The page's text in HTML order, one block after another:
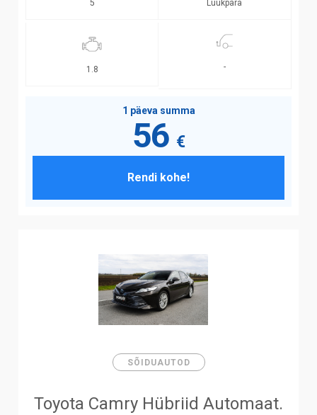
5 Luukpära
1.8 -
1 päeva summa
56 €
Rendi kohe!
SÕIDUAUTOD
Toyota Camry Hübriid Automaat.